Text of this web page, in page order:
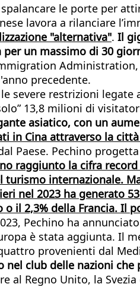
le porte per
lavora a rilanciare
"alternativa". Il
un massimo di 30
precedente.
restrizioni legate
13,8 milioni di
asiatico, con un
in Cina attraverso la città
Paese. Pechino
raggiunto la cifra
internazionale.
nel 2023 ha generato
il 2,3% della Francia. Il
Pechino ha
è stata aggiunta. Il
provenienti dal
nel club delle nazioni
al Regno Unito, la